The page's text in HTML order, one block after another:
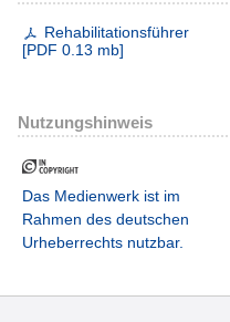
Rehabilitationsführer
[PDF 0.13 mb]
Nutzungshinweis
Das Medienwerk ist im
Rahmen des deutschen
Urheberrechts nutzbar.